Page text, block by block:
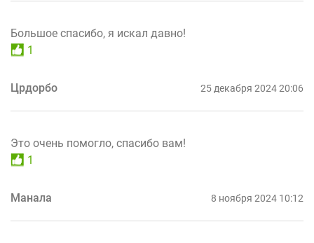
Большое спасибо, я искал давно!
1
Црдорбо 25 декабря 2024 20:06
Это очень помогло, спасибо вам!
1
Манала 8 ноября 2024 10:12